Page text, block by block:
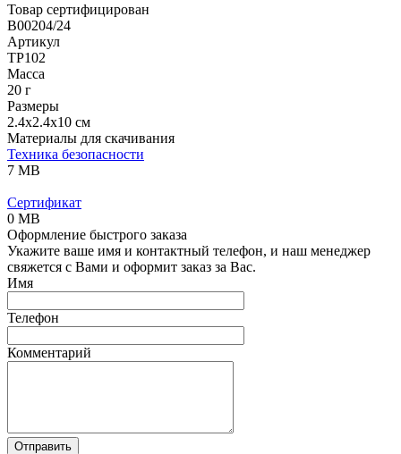
Товар сертифицирован
B00204/24
Артикул
ТР102
Масса
20 г
Размеры
2.4x2.4x10 см
Материалы для скачивания
Техника безопасности
7 MB
Сертификат
0 MB
Оформление быстрого заказа
Укажите ваше имя и контактный телефон, и наш менеджер
свяжется с Вами и оформит заказ за Вас.
Имя
Телефон
Комментарий
Отправить